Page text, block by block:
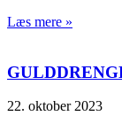
Læs mere »
22. oktober 2023